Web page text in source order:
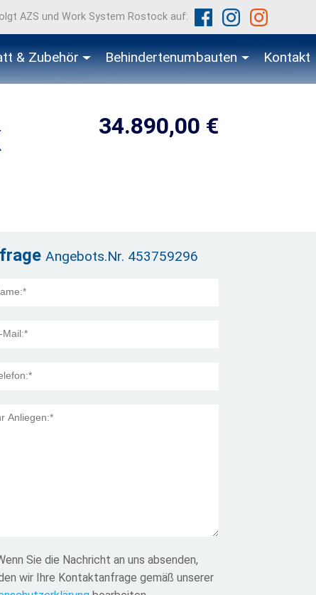
AZS und Work System Rostock auf:
& Zubehör Behindertenumbauten Kontakt
34.890,00 €
Angebots.Nr. 453759296
Sie die Nachricht an uns absenden,
wir Ihre Kontaktanfrage gemäß unserer